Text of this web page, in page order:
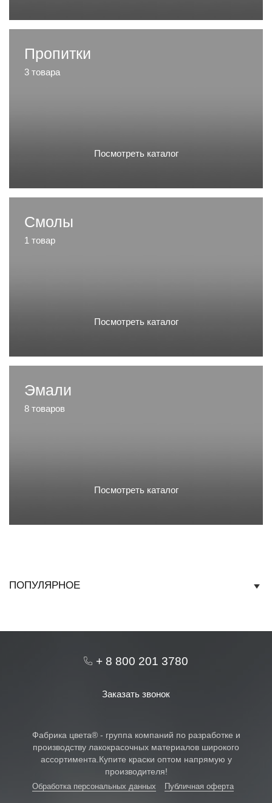
Пропитки
3 товара
Посмотреть каталог
Смолы
1 товар
Посмотреть каталог
Эмали
8 товаров
Посмотреть каталог
ПОПУЛЯРНОЕ
+ 8 800 201 3780
Заказать звонок
Фабрика цвета® - группа компаний по разработке и
производству лакокрасочных материалов широкого
ассортимента.Купите краски оптом напрямую у
производителя!
Обработка персональных данных Публичная оферта